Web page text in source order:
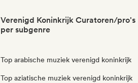
Verenigd Koninkrijk Curatoren/pro's
per subgenre
Top arabische muziek verenigd koninkrijk
Top aziatische muziek verenigd koninkrijk